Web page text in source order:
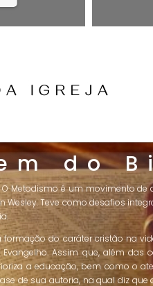
IGREJA
do
Metodismo é um movimento
Wesley. Teve como desafios
formação do caráter cristão na
Assim que, além das
a educação, bem como o
de sua autoria, na qual diz